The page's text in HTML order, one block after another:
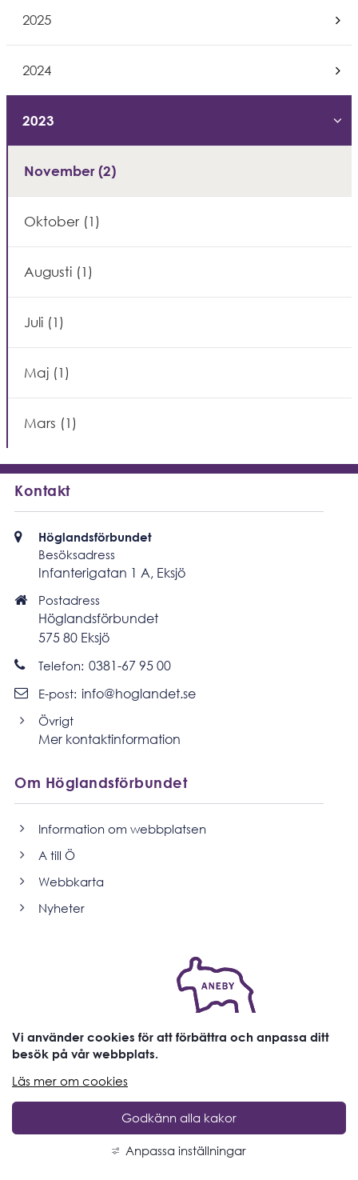
Vi använder cookies för att förbättra och anpassa ditt
besök på vår webbplats.
Läs mer om cookies
Godkänn alla kakor
Anpassa inställningar
2025
2024
2023
November (2)
Oktober (1)
Augusti (1)
Juli (1)
Maj (1)
Mars (1)
Kontakt
Besöksadress
Höglandsförbundet
Besöksadress
Infanterigatan 1 A, Eksjö
Postadress
Postadress
Höglandsförbundet
575 80 Eksjö
RingTelefon: 0381-67 95 00
Skicka
post
E-post: info@hoglandet.se
Övrigt
Mer kontaktinformation
Om Höglandsförbundet
Information om webbplatsen
A till Ö
Webbkarta
Nyheter